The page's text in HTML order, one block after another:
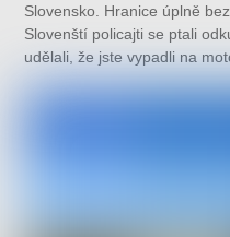
Slovensko. Hranice úplně
Slovenští policajti se ptali
udělali, že jste vypadli na